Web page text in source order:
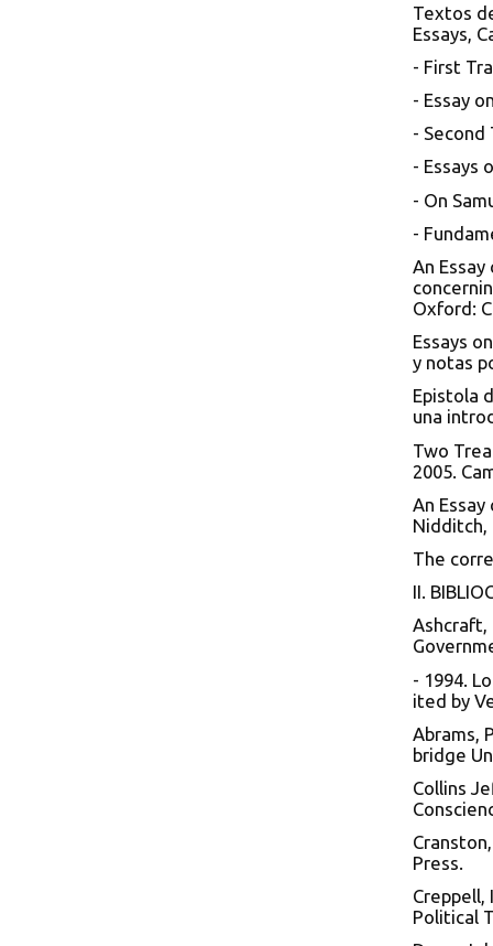
Textos
Essays,
- First
- Essay
-
- Essays
- On
-
An
Oxford:
Essays
y notas
Epistola
una
Two
2005.
An
Nidditch,
The
II.
Ashcraft,
- 1994.
ited by
Abrams,
bridge
Collins
Press.
Creppell,
Political